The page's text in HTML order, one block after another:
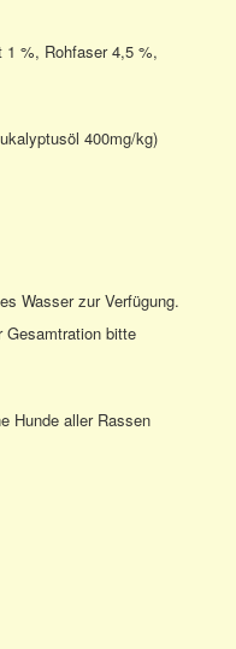
%, Rohfaser 4,5 %,
400mg/kg)
Wasser zur Verfügung.
Gesamtration bitte
Hunde aller Rassen